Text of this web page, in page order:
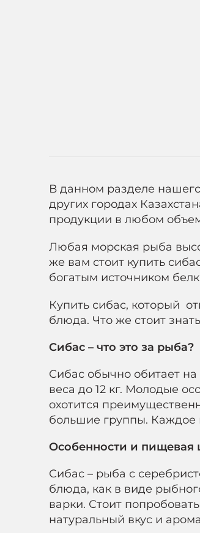
В данном разделе
других городах
продукции в любом
Любая морская рыба
же вам стоит купить
богатым источником
Купить сибас, который
блюда. Что же стоит
Сибас – что это за рыба?
Сибас обычно обитает
веса до 12 кг. Молодые
охотится
большие группы. Каждое
Особенности и пищевая
Сибас – рыба с
блюда, как в виде
варки. Стоит
натуральный вкус и